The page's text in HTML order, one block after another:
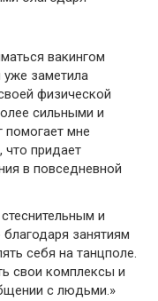
вакингом
заметила
физической
сильными и
помогает мне
что придает
в повседневной
и
занятиям
себя на танцполе.
свои комплексы и
с людьми.»